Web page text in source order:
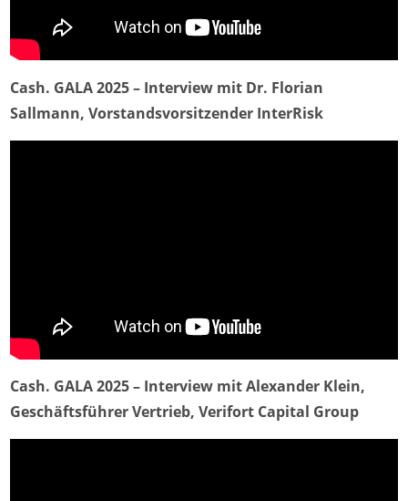
Cash. GALA 2025 – Interview mit Dr. Florian
Sallmann, Vorstandsvorsitzender InterRisk
Cash. GALA 2025 – Interview mit Alexander Klein,
Geschäftsführer Vertrieb, Verifort Capital Group